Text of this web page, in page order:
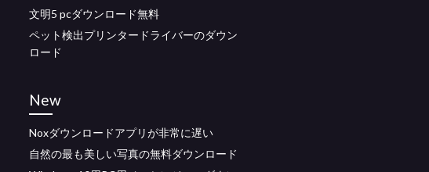
文明5 pcダウンロード無料
ペット検出プリンタードライバーのダウン
ロード
New
Noxダウンロードアプリが非常に遅い
自然の最も美しい写真の無料ダウンロード